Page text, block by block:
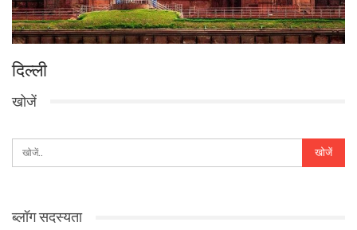
दिल्ली
खोजें
ब्लॉग सदस्यता